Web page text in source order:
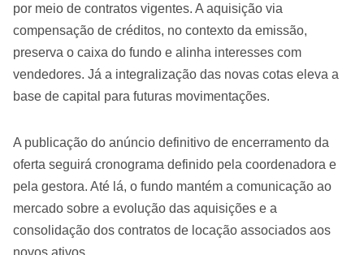
por meio de contratos vigentes. A aquisição via
compensação de créditos, no contexto da emissão,
preserva o caixa do fundo e alinha interesses com
vendedores. Já a integralização das novas cotas eleva a
base de capital para futuras movimentações.
A publicação do anúncio definitivo de encerramento da
oferta seguirá cronograma definido pela coordenadora e
pela gestora. Até lá, o fundo mantém a comunicação ao
mercado sobre a evolução das aquisições e a
consolidação dos contratos de locação associados aos
novos ativos.